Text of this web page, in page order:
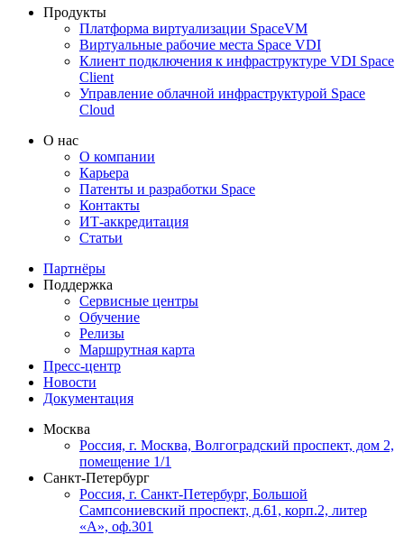
Продукты
Платформа виртуализации SpaceVM
Виртуальные рабочие места Space VDI
Клиент подключения к инфраструктуре VDI Space
Client
Управление облачной инфраструктурой Space
Cloud
О нас
О компании
Карьера
Патенты и разработки Space
Контакты
ИТ-аккредитация
Статьи
Партнёры
Поддержка
Сервисные центры
Обучение
Релизы
Маршрутная карта
Пресс-центр
Новости
Документация
Москва
Россия, г. Москва, Волгоградский проспект, дом 2,
помещение 1/1
Санкт-Петербург
Россия, г. Санкт-Петербург, Большой
Сампсониевский проспект, д.61, корп.2, литер
«А», оф.301